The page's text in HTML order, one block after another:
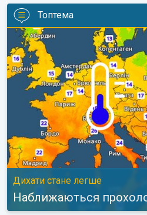
Топтема
Наближаються прохолодніші
Дихати стане легше
Наближаються